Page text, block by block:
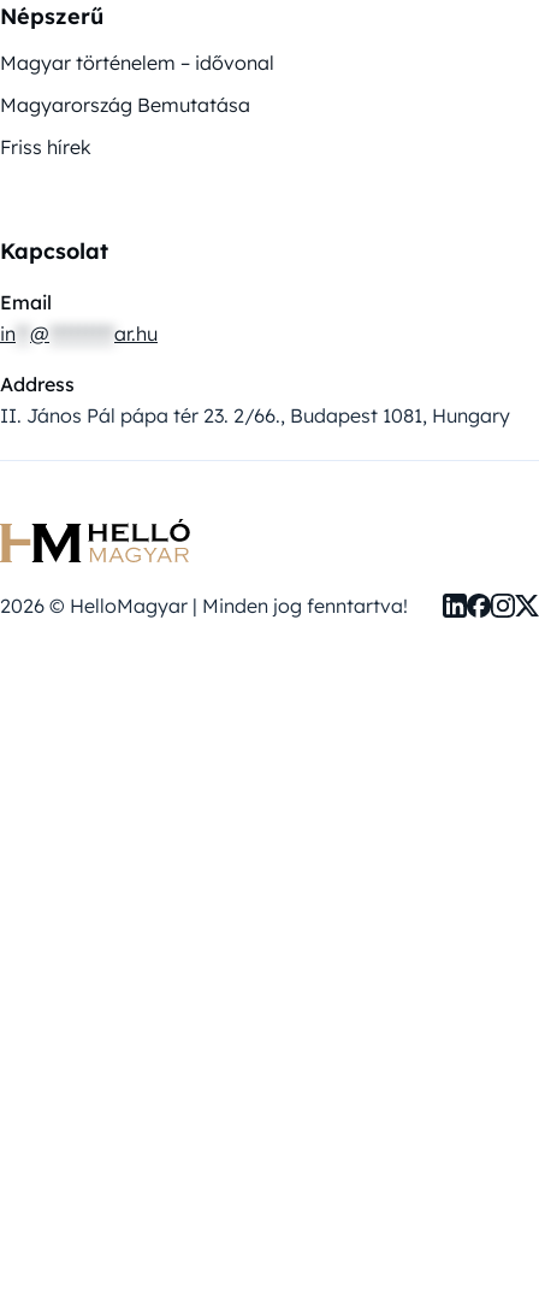
Népszerű
Magyar történelem – idővonal
Magyarország Bemutatása
Friss hírek
Kapcsolat
Email
in @ ar.hu
Address
II. János Pál pápa tér 23. 2/66., Budapest 1081, Hungary
2026 © HelloMagyar | Minden jog fenntartva!